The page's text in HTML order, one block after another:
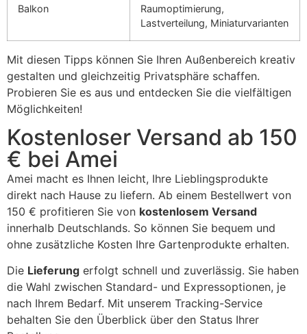
Balkon
Raumoptimierung,
Lastverteilung, Miniaturvarianten
Mit diesen Tipps können Sie Ihren Außenbereich kreativ
gestalten und gleichzeitig Privatsphäre schaffen.
Probieren Sie es aus und entdecken Sie die vielfältigen
Möglichkeiten!
Kostenloser Versand ab 150
€ bei Amei
Amei macht es Ihnen leicht, Ihre Lieblingsprodukte
direkt nach Hause zu liefern. Ab einem Bestellwert von
150 € profitieren Sie von kostenlosem Versand
innerhalb Deutschlands. So können Sie bequem und
ohne zusätzliche Kosten Ihre Gartenprodukte erhalten.
Die Lieferung erfolgt schnell und zuverlässig. Sie haben
die Wahl zwischen Standard- und Expressoptionen, je
nach Ihrem Bedarf. Mit unserem Tracking-Service
behalten Sie den Überblick über den Status Ihrer